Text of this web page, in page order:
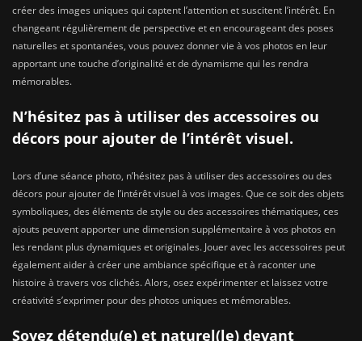
créer des images uniques qui captent l’attention et suscitent l’intérêt. En
changeant régulièrement de perspective et en encourageant des poses
naturelles et spontanées, vous pouvez donner vie à vos photos en leur
apportant une touche d’originalité et de dynamisme qui les rendra
mémorables.
N’hésitez pas à utiliser des accessoires ou
décors pour ajouter de l’intérêt visuel.
Lors d’une séance photo, n’hésitez pas à utiliser des accessoires ou des
décors pour ajouter de l’intérêt visuel à vos images. Que ce soit des objets
symboliques, des éléments de style ou des accessoires thématiques, ces
ajouts peuvent apporter une dimension supplémentaire à vos photos en
les rendant plus dynamiques et originales. Jouer avec les accessoires peut
également aider à créer une ambiance spécifique et à raconter une
histoire à travers vos clichés. Alors, osez expérimenter et laissez votre
créativité s’exprimer pour des photos uniques et mémorables.
Soyez détendu(e) et naturel(le) devant